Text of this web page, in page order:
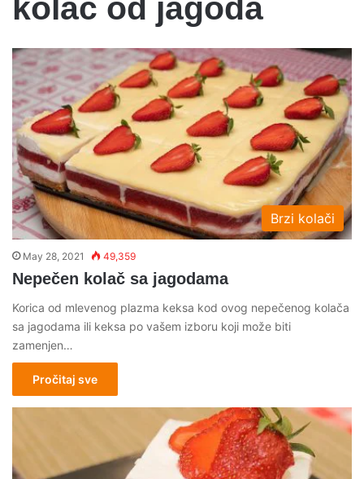
kolac od jagoda
Brzi kolači
May 28, 2021 49,359
Nepečen kolač sa jagodama
Korica od mlevenog plazma keksa kod ovog nepečenog kolača
sa jagodama ili keksa po vašem izboru koji može biti
zamenjen…
Pročitaj sve